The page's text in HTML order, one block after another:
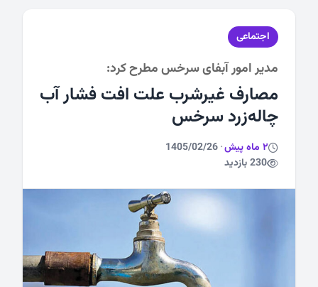
فرهنگی
ورزشی
اجتماعی
مدیر امور آبفای سرخس مطرح کرد:
مصارف غیرشرب علت افت فشار آب
چاله‌زرد سرخس
2 ماه پیش ·
1405/02/26
230 بازدید